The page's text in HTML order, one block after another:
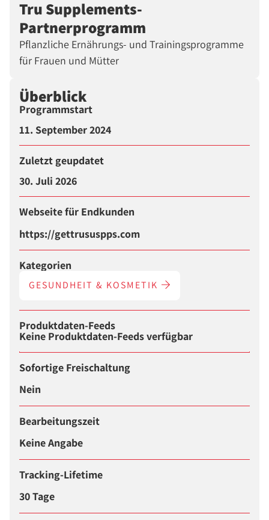
Tru Supplements-
Partnerprogramm
Pflanzliche Ernährungs- und Trainingsprogramme
für Frauen und Mütter
Überblick
Programmstart
11. September 2024
Zuletzt geupdatet
30. Juli 2026
Webseite für Endkunden
https://gettrususpps.com
Kategorien
GESUNDHEIT & KOSMETIK
Produktdaten-Feeds
Keine Produktdaten-Feeds verfügbar
Sofortige Freischaltung
Nein
Bearbeitungszeit
Keine Angabe
Tracking-Lifetime
30 Tage